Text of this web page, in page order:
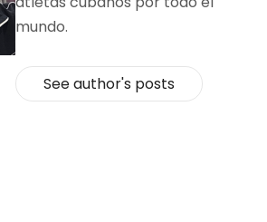
mundo.
See author's posts